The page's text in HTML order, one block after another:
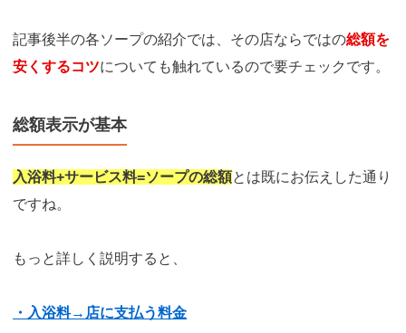
記事後半の各ソープの紹介では、その店ならではの総額を
安くするコツについても触れているので要チェックです。
総額表示が基本
入浴料+サービス料=ソープの総額とは既にお伝えした通り
ですね。
もっと詳しく説明すると、
・入浴料→店に支払う料金